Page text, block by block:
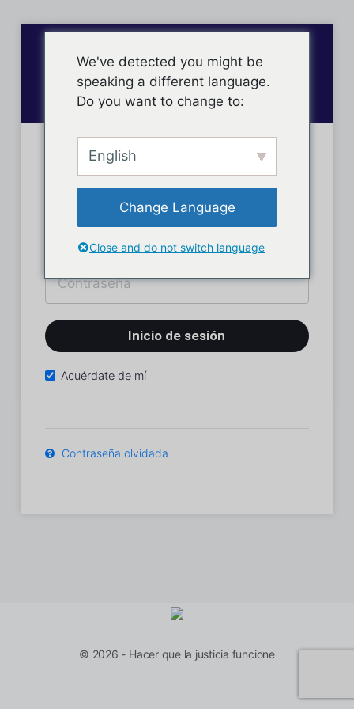
Inicio de sesión
Acuérdate de mí
Contraseña olvidada
© 2026 - Hacer que la justicia funcione
We've detected you might be
speaking a different language.
Do you want to change to:
English
Change Language
Close and do not switch language